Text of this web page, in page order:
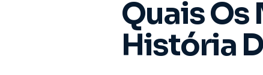
Quais Os
História